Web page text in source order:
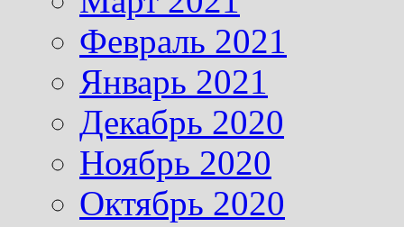
Февраль 2021
Январь 2021
Декабрь 2020
Ноябрь 2020
Октябрь 2020